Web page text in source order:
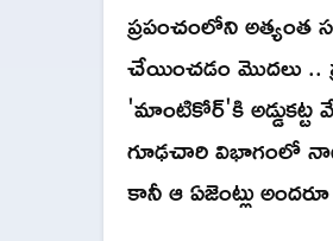
ప్రపంచంలోని అత్యంత
చేయించడం మొదలు ..
'మాంటికోర్'కి
గూఢచారి విభాగంలో
కానీ ఆ ఏజెంట్లు